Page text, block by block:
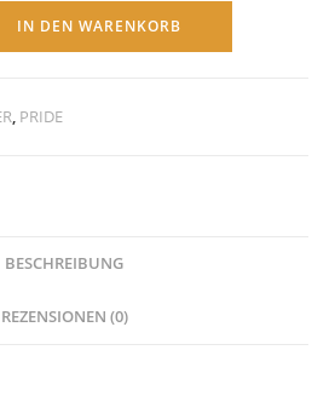
IN DEN WARENKORB
, PRIDE
BESCHREIBUNG
REZENSIONEN (0)